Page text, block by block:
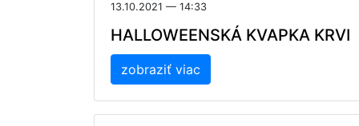
13.10.2021 — 14:33
HALLOWEENSKÁ KVAPKA KRVI
zobraziť viac